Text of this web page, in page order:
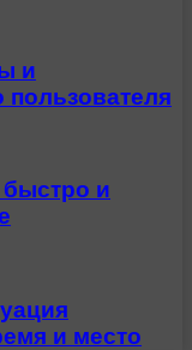
и
пользователя
и
и место